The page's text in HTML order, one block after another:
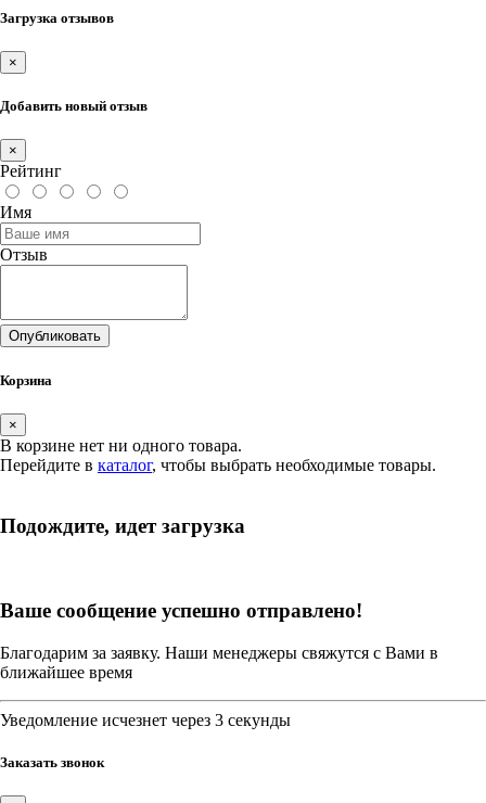
Загрузка отзывов
×
Добавить новый отзыв
×
Рейтинг
Имя
Отзыв
Опубликовать
Корзина
×
В корзине нет ни одного товара.
Перейдите в каталог, чтобы выбрать необходимые товары.
Подождите, идет загрузка
Ваше сообщение успешно отправлено!
Благодарим за заявку. Наши менеджеры свяжутся с Вами в
ближайшее время
Уведомление исчезнет через 3 секунды
Заказать звонок